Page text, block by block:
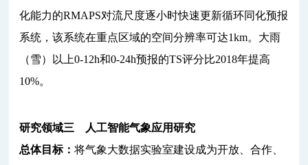
化能力的RMAPS对流尺度逐小时快速更新循环同化预报
系统，该系统在重点区域的空间分辨率可达1km。大雨
（雪）以上0-12h和0-24h预报的TS评分比2018年提高
10%。
研究领域三 人工智能气象应用研究
总体目标：将气象大数据实验室建设成为开放、合作、